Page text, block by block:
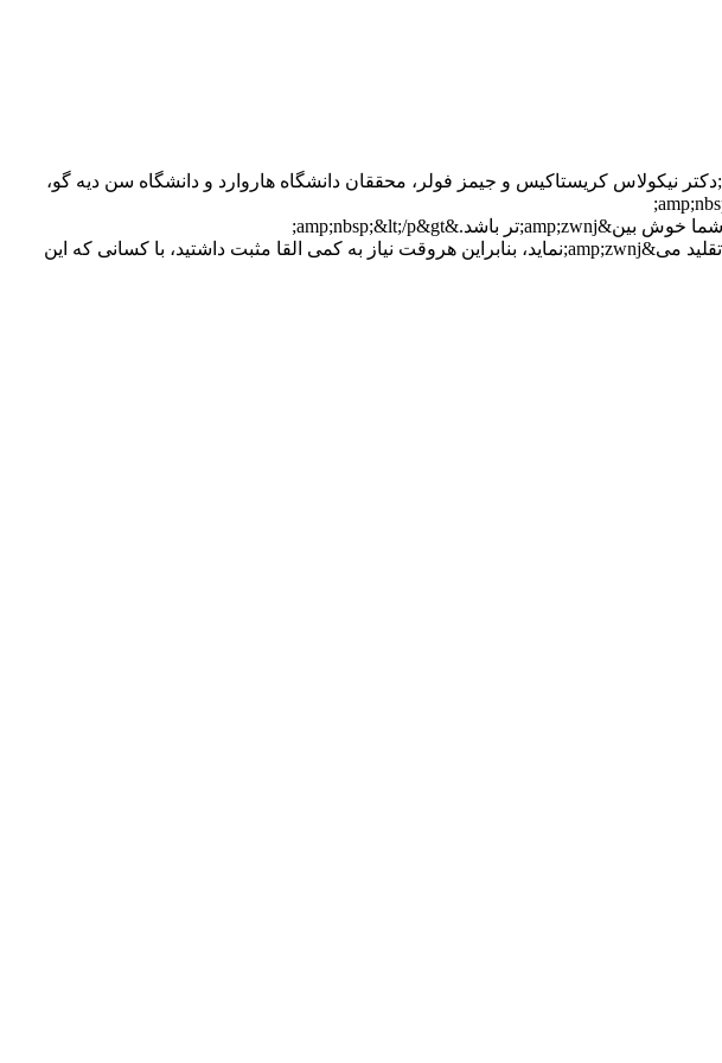
&lt;p&gt;اطراف&amp;zwnj;تان را با آدم&amp;zwnj;های مثبت پُر کنید.&amp;nbsp;شادی، واگیر دارد...&amp;nbsp;دکتر نیکولاس کریستاکیس و جیمز فولر، محققان دانشگاه هاروارد و دانشگاه سن دیه گو،
&lt;p&gt;مغز ما نرون&amp;zwnj;های آینه&amp;zwnj;واری دارد که چیزی را که دیگران ابراز می&amp;zwnj;کنند تقلید می&amp;zwnj;نماید، بنابراین هروقت نیاز به کمی القا مثبت داشتید، با کسانی که این